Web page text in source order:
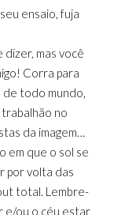
ensaio, fuja
mas você
Corra para
todo mundo,
no
da imagem…
em que o sol se
por volta das
total. Lembre-
e/ou o céu estar